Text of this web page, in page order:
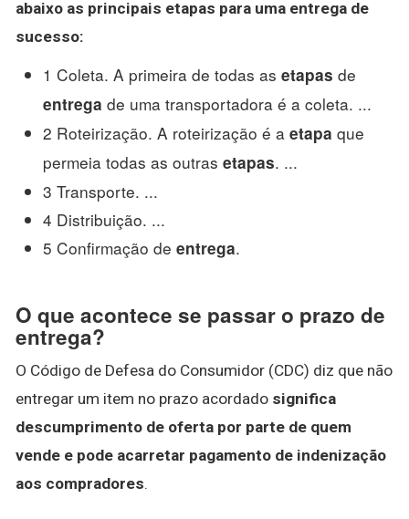
abaixo as principais etapas para uma entrega de
sucesso:
1 Coleta. A primeira de todas as etapas de
entrega de uma transportadora é a coleta. ...
2 Roteirização. A roteirização é a etapa que
permeia todas as outras etapas. ...
3 Transporte. ...
4 Distribuição. ...
5 Confirmação de entrega.
O que acontece se passar o prazo de
entrega?
O Código de Defesa do Consumidor (CDC) diz que não
entregar um item no prazo acordado significa
descumprimento de oferta por parte de quem
vende e pode acarretar pagamento de indenização
aos compradores.